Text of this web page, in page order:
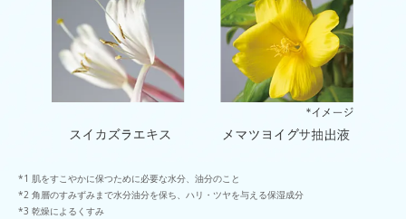
肌をすこやかに保つために必要な水分、油分のこと
角層のすみずみまで水分油分を保ち、ハリ・ツヤを与える保湿成分
乾燥によるくすみ